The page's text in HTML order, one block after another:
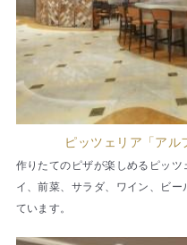
ピッツェリア「アル
作りたてのピザが楽しめるピッ
イ、前菜、サラダ、ワイン、ビ
ています。